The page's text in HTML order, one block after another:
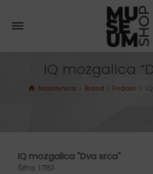
IQ mozgalica
Naslovnica Brand Fridolin
IQ mozgalica "Dva srca"
Šifra: 17151